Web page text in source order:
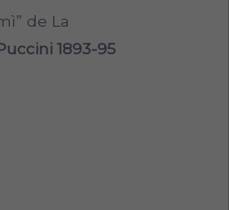
de La
1893-95